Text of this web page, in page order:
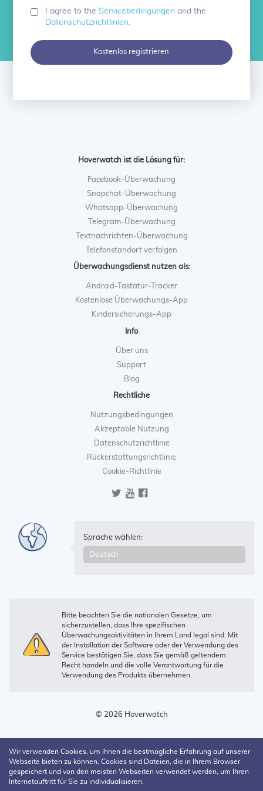
I agree to the Servicebedingungenand the
Datenschutzrichtlinien.
Kostenlos registrieren
Hoverwatch ist die Lösung für:
Facebook-Überwachung
Snapchat-Überwachung
Whatsapp-Überwachung
Telegram-Überwachung
Textnachrichten-Überwachung
Telefonstandort verfolgen
Überwachungsdienst nutzen als:
Android-Tastatur-Tracker
Kostenlose Überwachungs-App
Kindersicherungs-App
Info
Über uns
Support
Blog
Rechtliche
Nutzungsbedingungen
Akzeptable Nutzung
Datenschutzrichtlinie
Rückerstattungsrichtlinie
Cookie-Richtlinie
Sprache wählen:
Bitte beachten Sie die nationalen Gesetze, um
sicherzustellen, dass Ihre spezifischen
Überwachungsaktivitäten in Ihrem Land legal sind. Mit
der Installation der Software oder der Verwendung des
Service bestätigen Sie, dass Sie gemäß geltendem
Recht handeln und die volle Verantwortung für die
Verwendung des Produkts übernehmen.
© 2026 Hoverwatch
Wir verwenden Cookies, um Ihnen die bestmögliche Erfahrung auf unserer
Webseite bieten zu können. Cookies sind Dateien, die in Ihrem Browser
gespeichert und von den meisten Webseiten verwendet werden, um Ihren
Internetauftritt für Sie zu individualisieren.